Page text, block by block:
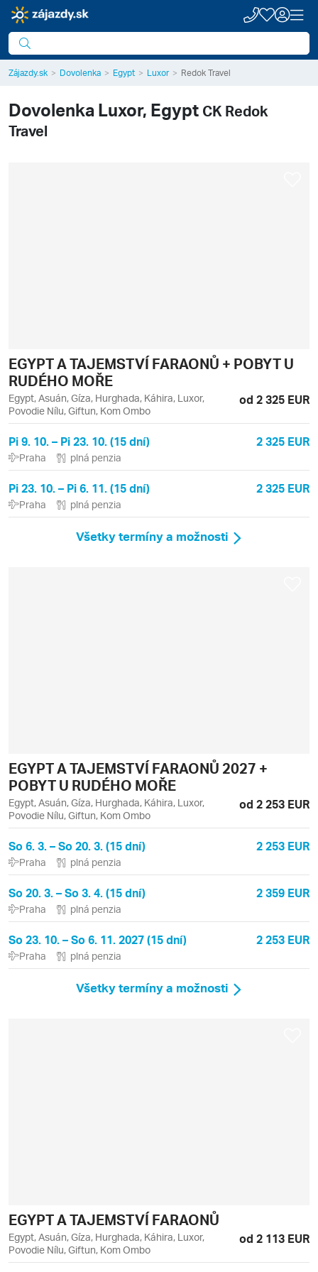
Zájazdy.sk Dovolenka Egypt Luxor Redok Travel
Dovolenka Luxor, Egypt CK Redok
Travel
EGYPT A TAJEMSTVÍ FARAONŮ + POBYT U
RUDÉHO MOŘE
Egypt, Asuán, Gíza, Hurghada, Káhira, Luxor,
Povodie Nílu, Giftun, Kom Ombo
od 2 325 EUR
Pi 9. 10. – Pi 23. 10. (15 dní) 2 325 EUR
Praha plná penzia
Pi 23. 10. – Pi 6. 11. (15 dní) 2 325 EUR
Praha plná penzia
Všetky termíny a možnosti
EGYPT A TAJEMSTVÍ FARAONŮ 2027 +
POBYT U RUDÉHO MOŘE
Egypt, Asuán, Gíza, Hurghada, Káhira, Luxor,
Povodie Nílu, Giftun, Kom Ombo
od 2 253 EUR
So 6. 3. – So 20. 3. (15 dní) 2 253 EUR
Praha plná penzia
So 20. 3. – So 3. 4. (15 dní) 2 359 EUR
Praha plná penzia
So 23. 10. – So 6. 11. 2027 (15 dní) 2 253 EUR
Praha plná penzia
Všetky termíny a možnosti
EGYPT A TAJEMSTVÍ FARAONŮ
Egypt, Asuán, Gíza, Hurghada, Káhira, Luxor,
Povodie Nílu, Giftun, Kom Ombo
od 2 113 EUR